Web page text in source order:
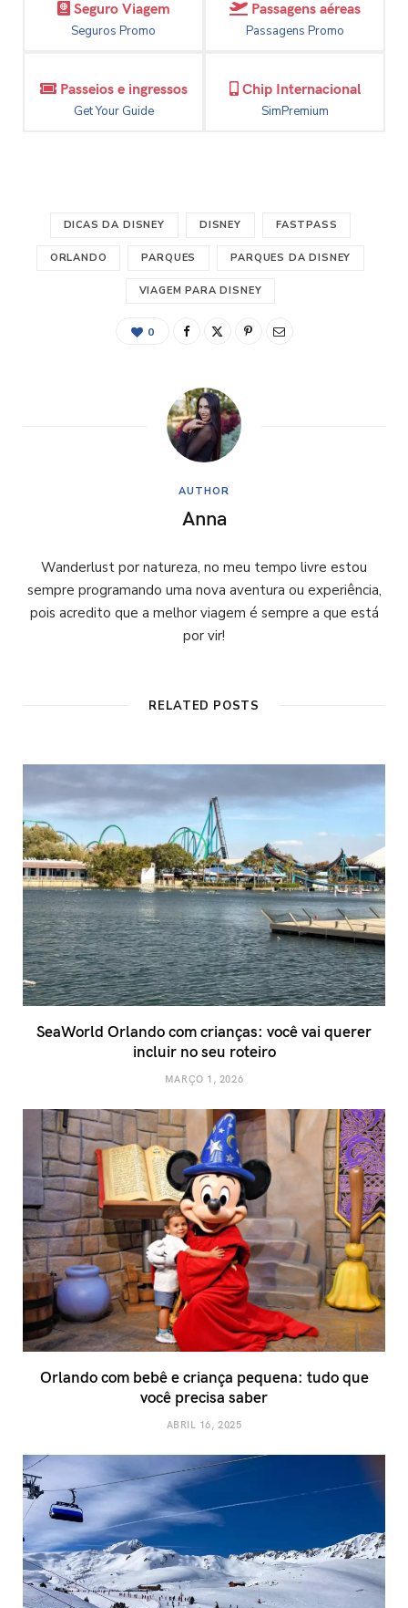
Seguro Viagem
Seguros Promo
Passagens aéreas
Passagens Promo
Passeios e ingressos
Get Your Guide
Chip Internacional
SimPremium
DICAS DA DISNEY DISNEY FASTPASS
ORLANDO PARQUES PARQUES DA DISNEY
VIAGEM PARA DISNEY
0
AUTHOR
Anna
Wanderlust por natureza, no meu tempo livre estou
sempre programando uma nova aventura ou experiência,
pois acredito que a melhor viagem é sempre a que está
por vir!
RELATED POSTS
SeaWorld Orlando com crianças: você vai querer
incluir no seu roteiro
MARÇO 1, 2026
Orlando com bebê e criança pequena: tudo que
você precisa saber
ABRIL 16, 2025